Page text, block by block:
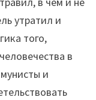
утратил и
того,
в
и